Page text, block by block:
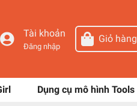
Tài khoản
Đăng nhập
Giỏ hàng
Dụng cụ mô hình Tools